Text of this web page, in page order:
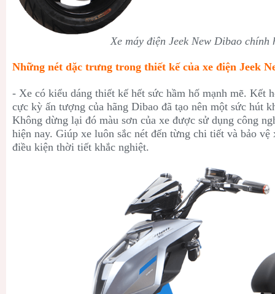
Xe máy điện Jeek New Dibao chính
Những nét dặc trưng trong thiết kế của xe điện Jeek
- Xe có kiểu dáng thiết kế hết sức hầm hố mạnh mẽ. Kết
cực kỳ ấn tượng của hãng Dibao đã tạo nên một sức hút
Không dừng lại đó màu sơn của xe được sử dụng công
hiện nay. Giúp xe luôn sắc nét đến từng chi tiết và bảo
điều kiện thời tiết khắc nghiệt.